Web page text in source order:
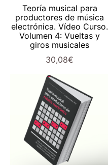
AÑADIR AL CARRITO
Teoría musical para
productores de música
electrónica. Vídeo Curso.
Volumen 4: Vueltas y
giros musicales
30,08€